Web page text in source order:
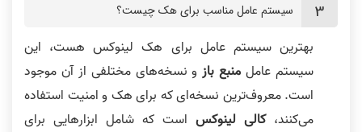
سیستم عامل مناسب برای هک چیست؟
بهترین سیستم عامل برای هک لینوکس هست، این
سیستم عامل منبع بازو نسخه‌های مختلفی از آن موجود
است. معروف‌ترین نسخه‌ای که برای هک و امنیت استفاده
می‌کنند،کالی لینوکس است که شامل ابزارهایی برای